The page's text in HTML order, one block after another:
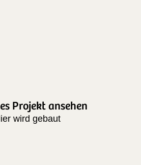
Projekt ansehen
wird gebaut